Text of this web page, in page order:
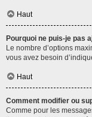
Haut
Pourquoi ne puis-je pas
Le nombre d’options
vous avez besoin
Haut
Comment modifier ou
Comme pour les